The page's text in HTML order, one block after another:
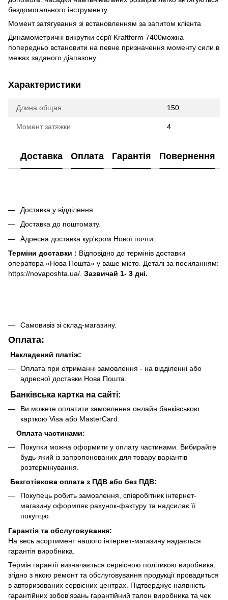
бездомогального інструменту.
Момент затягування зі встановленням за запитом клієнта
Динамометричні викрутки серії Kraftform 7400можна
попередньо встановити на певне призначення моменту сили в
межах заданого діапазону.
Характеристики
Длина общая 150
Момент затяжки 4
Доставка Оплата Гарантія Повернення
Доставка у відділення.
Доставка до поштомату.
Адресна доставка кур'єром Нової почти.
Терміни доставки : Відповідно до термінів доставки
оператора «Нова Пошта» у ваше місто. Деталі за посиланням:
https://novaposhta.ua/. Зазвичай 1- 3 дні.
Самовивіз зі склад-магазину.
Оплата:
Накладений платіж:
Оплата при отриманні замовлення - на відділенні або
адресної доставки Нова Пошта.
Банківська картка на сайті:
Ви можете оплатити замовлення онлайн банківською
карткою Visa або MasterCard.
Оплата частинами:
Покупки можна оформити у оплату частинами. Вибирайте
будь-який із запропонованих для товару варіантів
розтермінування.
Безготівкова оплата з ПДВ або без ПДВ:
Покупець робить замовлення, співробітник інтернет-
магазину оформляє рахунок-фактуру та надсилає її
покупцю.
Гарантія та обслуговування:
На весь асортимент нашого інтернет-магазину надається
гарантія виробника.
Термін гарантії визначається сервісною політикою виробника,
згідно з якою ремонт та обслуговування продукції провадиться
в авторизованих сервісних центрах. Підтверджує наявність
гарантійних зобов'язань гарантійний талон виробника та чек